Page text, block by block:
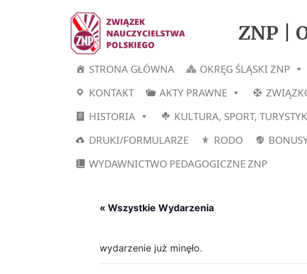
ZNP |
STRONA GŁÓWNA OKRĘG ŚLĄSKI ZNP
KONTAKT
AKTY PRAWNE
HISTORIA
KULTURA, SPORT,
DRUKI/FORMULARZE
RODO
WYDAWNICTWO PEDAGOGICZNE ZNP
« Wszystkie Wydarzenia
wydarzenie już minęło.